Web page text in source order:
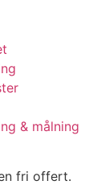
& målning
fri offert.